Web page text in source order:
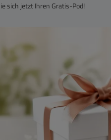
sich jetzt Ihren Gratis-Pod!